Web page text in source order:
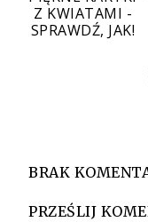
Z KWIATAMI -
SPRAWDŹ, JAK!
BRAK
PRZEŚLIJ